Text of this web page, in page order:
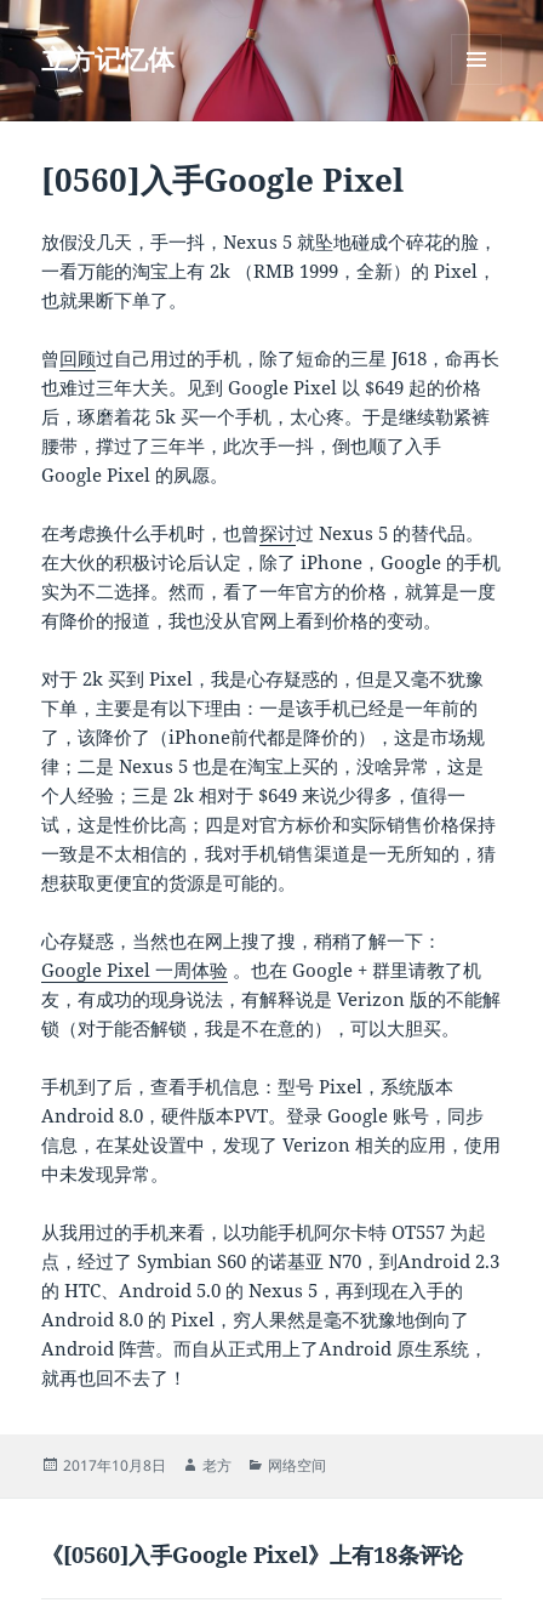
立方记忆体
菜单和
挂件
[0560]入手Google Pixel
放假没几天，手一抖，Nexus 5 就坠地碰成个碎花的脸，
一看万能的淘宝上有 2k （RMB 1999，全新）的 Pixel，
也就果断下单了。
曾回顾过自己用过的手机，除了短命的三星 J618，命再长
也难过三年大关。见到 Google Pixel 以 $649 起的价格
后，琢磨着花 5k 买一个手机，太心疼。于是继续勒紧裤
腰带，撑过了三年半，此次手一抖，倒也顺了入手
Google Pixel 的夙愿。
在考虑换什么手机时，也曾探讨过 Nexus 5 的替代品。
在大伙的积极讨论后认定，除了 iPhone，Google 的手机
实为不二选择。然而，看了一年官方的价格，就算是一度
有降价的报道，我也没从官网上看到价格的变动。
对于 2k 买到 Pixel，我是心存疑惑的，但是又毫不犹豫
下单，主要是有以下理由：一是该手机已经是一年前的
了，该降价了（iPhone前代都是降价的），这是市场规
律；二是 Nexus 5 也是在淘宝上买的，没啥异常，这是
个人经验；三是 2k 相对于 $649 来说少得多，值得一
试，这是性价比高；四是对官方标价和实际销售价格保持
一致是不太相信的，我对手机销售渠道是一无所知的，猜
想获取更便宜的货源是可能的。
心存疑惑，当然也在网上搜了搜，稍稍了解一下：
Google Pixel 一周体验 。也在 Google + 群里请教了机
友，有成功的现身说法，有解释说是 Verizon 版的不能解
锁（对于能否解锁，我是不在意的），可以大胆买。
手机到了后，查看手机信息：型号 Pixel，系统版本
Android 8.0，硬件版本PVT。登录 Google 账号，同步
信息，在某处设置中，发现了 Verizon 相关的应用，使用
中未发现异常。
从我用过的手机来看，以功能手机阿尔卡特 OT557 为起
点，经过了 Symbian S60 的诺基亚 N70，到Android 2.3
的 HTC、Android 5.0 的 Nexus 5，再到现在入手的
Android 8.0 的 Pixel，穷人果然是毫不犹豫地倒向了
Android 阵营。而自从正式用上了Android 原生系统，
就再也回不去了！
发
2017年10月8日
作
老方
分
网络空间
《[0560]入手Google Pixel》上有18条评论